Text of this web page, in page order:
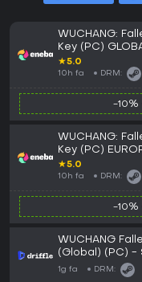
WUCHANG:
Key (PC)
★5.0
10h fa DRM:
-10%
WUCHANG:
Key (PC)
★5.0
10h fa DRM:
-10%
WUCHANG
(Global) (PC) -
1g fa DRM: